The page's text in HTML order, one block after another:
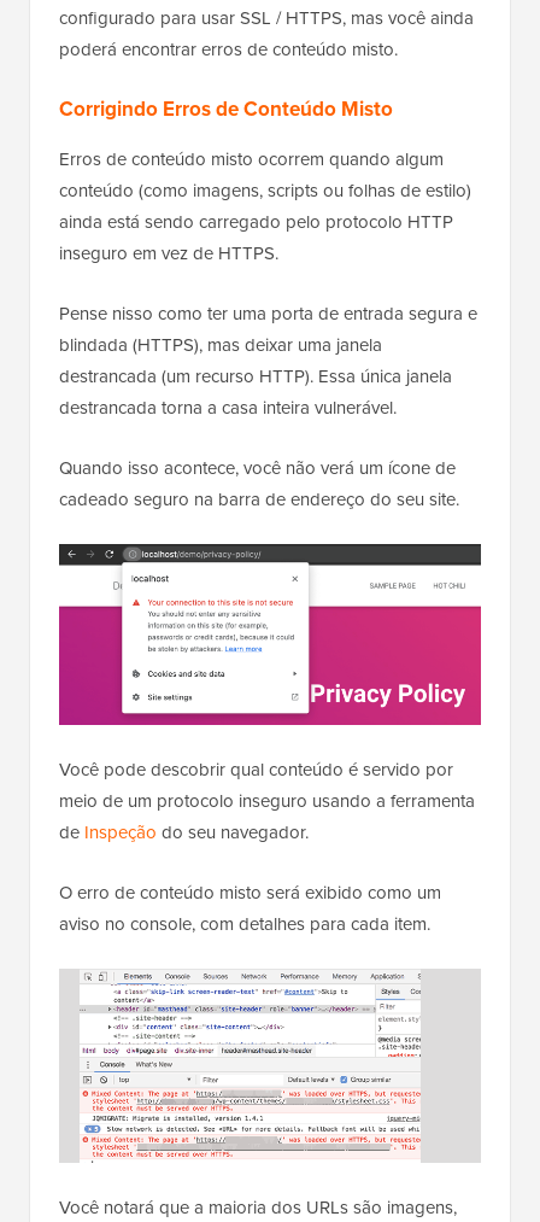
configurado para usar SSL / HTTPS, mas você ainda
poderá encontrar erros de conteúdo misto.
Corrigindo Erros de Conteúdo Misto
Erros de conteúdo misto ocorrem quando algum
conteúdo (como imagens, scripts ou folhas de estilo)
ainda está sendo carregado pelo protocolo HTTP
inseguro em vez de HTTPS.
Pense nisso como ter uma porta de entrada segura e
blindada (HTTPS), mas deixar uma janela
destrancada (um recurso HTTP). Essa única janela
destrancada torna a casa inteira vulnerável.
Quando isso acontece, você não verá um ícone de
cadeado seguro na barra de endereço do seu site.
Você pode descobrir qual conteúdo é servido por
meio de um protocolo inseguro usando a ferramenta
de Inspeção do seu navegador.
O erro de conteúdo misto será exibido como um
aviso no console, com detalhes para cada item.
Você notará que a maioria dos URLs são imagens,